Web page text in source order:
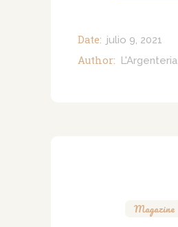
Date: julio 9, 2021
Author: L'Argenteria
Magazine